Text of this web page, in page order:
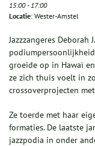
15:00-17:00
Locatie: Wester-Amstel
Jazzzangeres Deborah
groeide op in Hawaï
ze zich thuis voelt in
crossoverprojecten
Ze toerde met haar
formaties. De laatste
jazzpodia in onder